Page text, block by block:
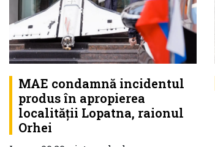
MAE condamnă incidentul
produs în apropierea
localității Lopatna, raionul
Orhei